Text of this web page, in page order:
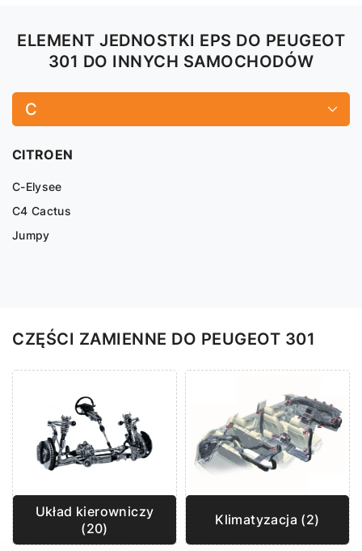
ELEMENT JEDNOSTKI EPS DO PEUGEOT
301 DO INNYCH SAMOCHODÓW
C
CITROEN
C-Elysеe
C4 Cactus
Jumpy
CZĘŚCI ZAMIENNE DO PEUGEOT 301
Układ kierowniczy
(20)
Klimatyzacja (2)